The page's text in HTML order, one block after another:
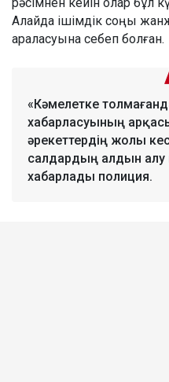
Алайда ішімдік соңы
араласуына себеп болған.
«Кәмелетке
хабарласуының
әрекеттердің жолы
салдардың алдын алу
хабарлады полиция.